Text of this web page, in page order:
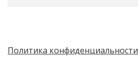
Политика конфиденциальности